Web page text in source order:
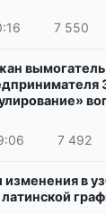
7 550
7 492
в